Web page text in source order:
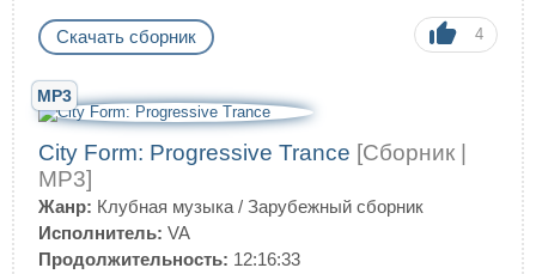
Скачать сборник 4
MP3
City Form: Progressive Trance [Сборник |
MP3]
Жанр: Клубная музыка / Зарубежный сборник
Исполнитель: VA
Продолжительность: 12:16:33